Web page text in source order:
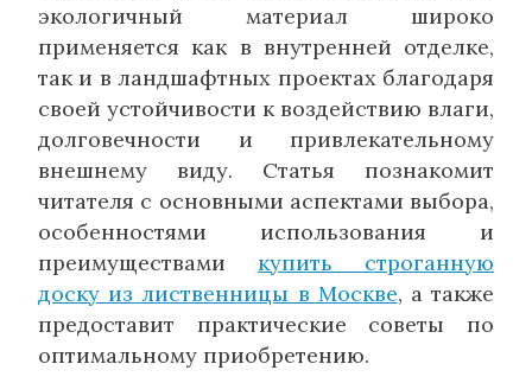
экологичный материал широко
применяется как в внутренней отделке,
так и в ландшафтных проектах благодаря
своей устойчивости к воздействию влаги,
долговечности и привлекательному
внешнему виду. Статья познакомит
читателя с основными аспектами выбора,
особенностями использования и
преимуществами купить строганную
доску из лиственницы в Москве, а также
предоставит практические советы по
оптимальному приобретению.